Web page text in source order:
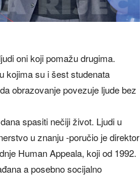
oni koji pomažu drugima.
kojima su i šest studenata
obrazovanje povezuje ljude bez
spasiti nečiji život. Ljudi u
u znanju -poručio je direktor
Human Appeala, koji od 1992.
a posebno socijalno